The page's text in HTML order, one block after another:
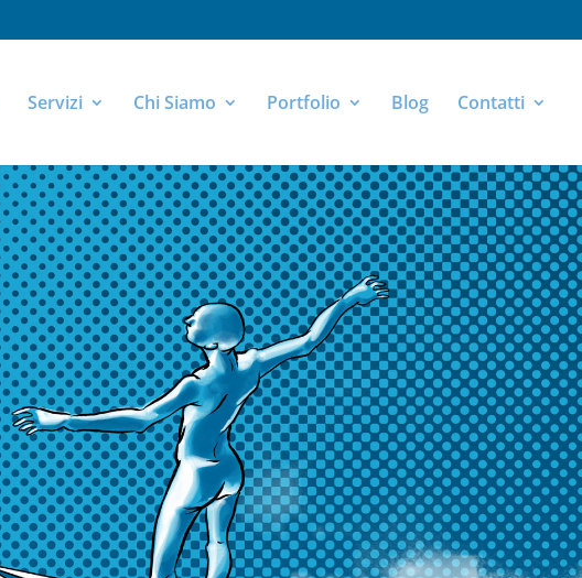
Servizi Chi Siamo Portfolio Blog Contatti